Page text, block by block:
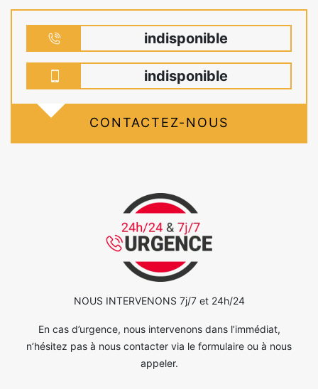
indisponible
indisponible
CONTACTEZ-NOUS
NOUS INTERVENONS 7j/7 et 24h/24
En cas d’urgence, nous intervenons dans l’immédiat,
n’hésitez pas à nous contacter via le formulaire ou à nous
appeler.